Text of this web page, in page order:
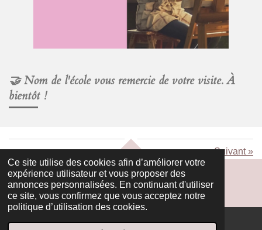
Ce site utilise des cookies afin d’améliorer votre
expérience utilisateur et vous proposer des
annonces personnalisées. En continuant d'utiliser
ce site, vous confirmez que vous acceptez notre
politique d’utilisation des cookies.
🤝 Nom de l'écolevous remercie de votre visite. À
bientôt !
Suivant»
HAUT